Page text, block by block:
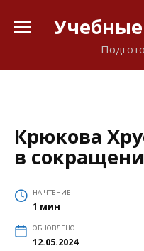
Крюкова
в
НА ЧТЕНИЕ
1 мин
ОБНОВЛЕНО
12.05.2024